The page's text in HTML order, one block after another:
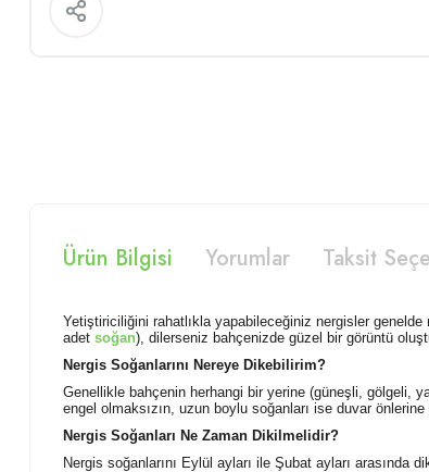
Ürün Bilgisi Yorumlar Taksit
Yetiştiriciliğini rahatlıkla yapabileceğiniz nergisler
adet soğan), dilerseniz bahçenizde güzel bir görüntü
Nergis Soğanlarını Nereye Dikebilirim?
Genellikle bahçenin herhangi bir yerine (güneşli, gölgeli,
engel olmaksızın, uzun boylu soğanları ise duvar
Nergis Soğanları Ne Zaman Dikilmelidir?
Nergis soğanlarını Eylül ayları ile Şubat ayları arasında